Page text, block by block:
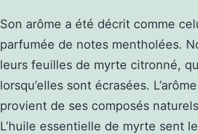
Son arôme a été décrit comme
parfumée de notes mentholées.
leurs feuilles de myrte citronné,
lorsqu’elles sont écrasées.
provient de ses composés
L’huile essentielle de myrte sent